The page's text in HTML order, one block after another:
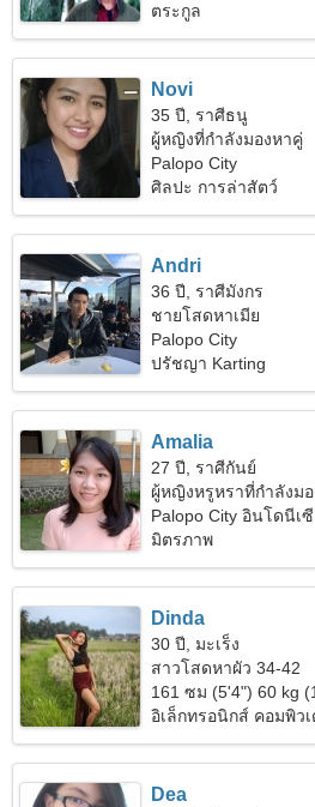
ตระกูล
Novi
35 ปี, ราศีธนู
ผู้หญิงที่กำลังมองหาคู่
Palopo City
ศิลปะ การล่าสัตว์
Andri
36 ปี, ราศีมังกร
ชายโสดหาเมีย
Palopo City
ปรัชญา Karting
Amalia
27 ปี, ราศีกันย์
ผู้หญิงหรูหราที่กำลังม
Palopo City อินโดนีเ
มิตรภาพ
Dinda
30 ปี, มะเร็ง
สาวโสดหาผัว 34-42
161 ซม (5'4") 60 kg
อิเล็กทรอนิกส์ คอมพิว
Dea